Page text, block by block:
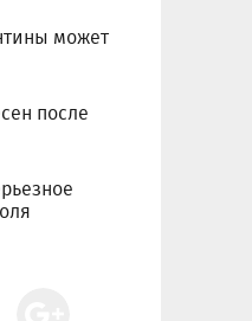
может
после